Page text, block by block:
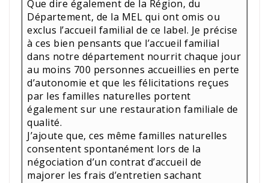
Que dire également de la Région, du
Département, de la MEL qui ont omis ou
exclus l’accueil familial de ce label. Je précise
à ces bien pensants que l’accueil familial
dans notre département nourrit chaque jour
au moins 700 personnes accueillies en perte
d’autonomie et que les félicitations reçues
par les familles naturelles portent
également sur une restauration familiale de
qualité.
J’ajoute que, ces même familles naturelles
consentent spontanément lors de la
négociation d’un contrat d’accueil de
majorer les frais d’entretien sachant